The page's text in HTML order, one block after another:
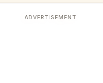
ADVERTISEMENT